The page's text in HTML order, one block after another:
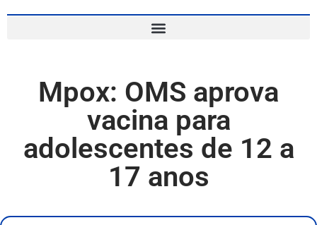
Mpox: OMS aprova
vacina para
adolescentes de 12 a
17 anos